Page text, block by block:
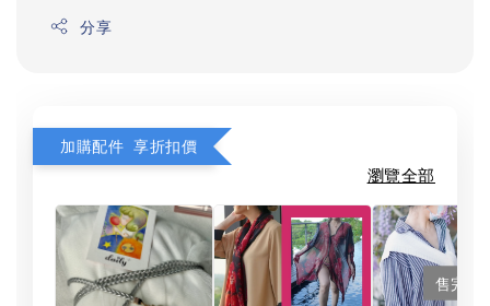
分享
加購配件 享折扣價
瀏覽全部
售完